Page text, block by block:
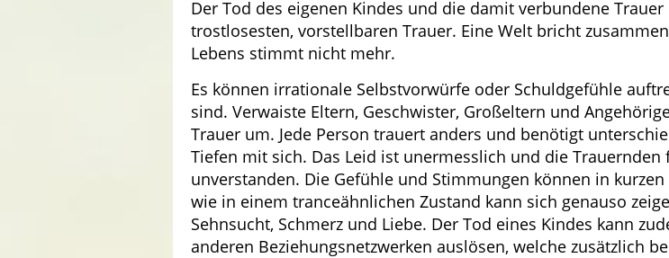
Der Tod des eigenen Kindes und die damit verbundene
trostlosesten, vorstellbaren Trauer. Eine Welt bricht
Lebens stimmt nicht mehr.
Es können irrationale Selbstvorwürfe oder Schuldgefühle
sind. Verwaiste Eltern, Geschwister, Großeltern und
Trauer um. Jede Person trauert anders und benötigt
Tiefen mit sich. Das Leid ist unermesslich und die
unverstanden. Die Gefühle und Stimmungen können in
wie in einem tranceähnlichen Zustand kann sich genauso
Sehnsucht, Schmerz und Liebe. Der Tod eines Kindes kann
anderen Beziehungsnetzwerken auslösen, welche zusätzlich